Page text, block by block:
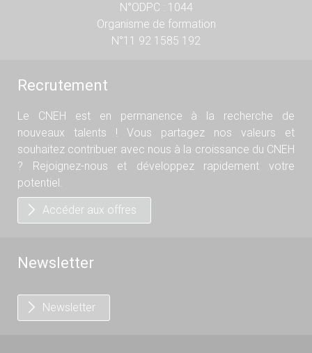
N°ODPC : 1044
Organisme de formation
N°11 92 1585 192
Recrutement
Le CNEH est en permanence à la recherche de
nouveaux talents ! Vous partagez nos valeurs et
souhaitez contribuer avec nous à la croissance du CNEH
? Rejoignez-nous et développez rapidement votre
potentiel.
Accéder aux offres
Newsletter
Newsletter